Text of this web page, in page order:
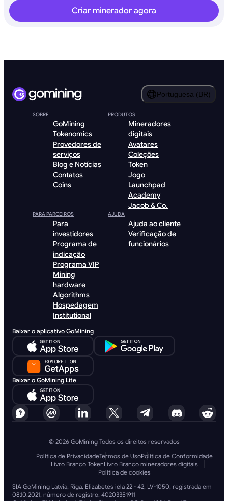
Criar minerador agora
Portuguesa (BR)
SOBRE
GoMining
Tokenomics
Provedores de
serviços
Blog e Notícias
Contatos
Coins
PRODUTOS
Mineradores
digitais
Avatares
Coleções
Token
Jogo
Launchpad
Academy
Jacob & Co.
PARA PARCEIROS
Para
investidores
Programa de
indicação
Programa VIP
Mining
hardware
Algorithms
Hospedagem
Institutional
AJUDA
Ajuda ao cliente
Verificação de
funcionários
Baixar o aplicativo GoMining
Baixar o GoMining Lite
© 2026 GoMining Todos os direitos reservados
Política de PrivacidadeTermos de UsoPolítica de Conformidade
Livro Branco TokenLivro Branco mineradores digitais
Política de cookies
SIA GoMining Latvia, Rīga, Elizabetes iela 22 - 42, LV-1050, registrada em
08.10.2021, número de registro: 40203351911